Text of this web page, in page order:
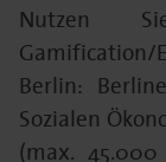
Nutzen
Gamification/
Berlin:
Sozialen
(max.